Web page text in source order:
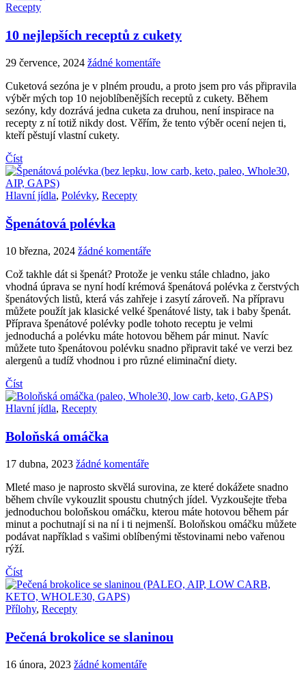
Recepty
10 nejlepších receptů z cukety
29 července, 2024 žádné komentáře
Cuketová sezóna je v plném proudu, a proto jsem pro vás připravila
výběr mých top 10 nejoblíbenějších receptů z cukety. Během
sezóny, kdy dozrává jedna cuketa za druhou, není inspirace na
recepty z ní totiž nikdy dost. Věřím, že tento výběr ocení nejen ti,
kteří pěstují vlastní cukety.
Číst
Hlavní jídla, Polévky, Recepty
Špenátová polévka
10 března, 2024 žádné komentáře
Což takhle dát si špenát? Protože je venku stále chladno, jako
vhodná úprava se nyní hodí krémová špenátová polévka z čerstvých
špenátových listů, která vás zahřeje i zasytí zároveň. Na přípravu
můžete použít jak klasické velké špenátové listy, tak i baby špenát.
Příprava špenátové polévky podle tohoto receptu je velmi
jednoduchá a polévku máte hotovou během pár minut. Navíc
můžete tuto špenátovou polévku snadno připravit také ve verzi bez
alergenů a tudíž vhodnou i pro různé eliminační diety.
Číst
Hlavní jídla, Recepty
Boloňská omáčka
17 dubna, 2023 žádné komentáře
Mleté maso je naprosto skvělá surovina, ze které dokážete snadno
během chvíle vykouzlit spoustu chutných jídel. Vyzkoušejte třeba
jednoduchou boloňskou omáčku, kterou máte hotovou během pár
minut a pochutnají si na ní i ti nejmenší. Boloňskou omáčku můžete
podávat například s vašimi oblíbenými těstovinami nebo vařenou
rýží.
Číst
Přílohy, Recepty
Pečená brokolice se slaninou
16 února, 2023 žádné komentáře